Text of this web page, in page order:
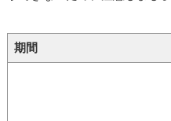
期間